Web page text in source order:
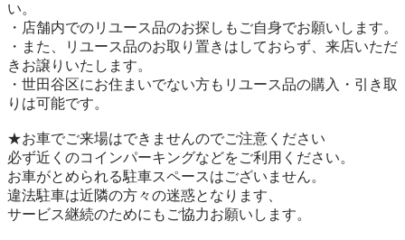
い。
・店舗内でのリユース品のお探しもご自身でお願いします。
・また、リユース品のお取り置きはしておらず、来店いただ
きお譲りいたします。
・世田谷区にお住まいでない方もリユース品の購入・引き取
りは可能です。
★お車でご来場はできませんのでご注意ください
必ず近くのコインパーキングなどをご利用ください。
お車がとめられる駐車スペースはございません。
違法駐車は近隣の方々の迷惑となります、
サービス継続のためにもご協力お願いします。